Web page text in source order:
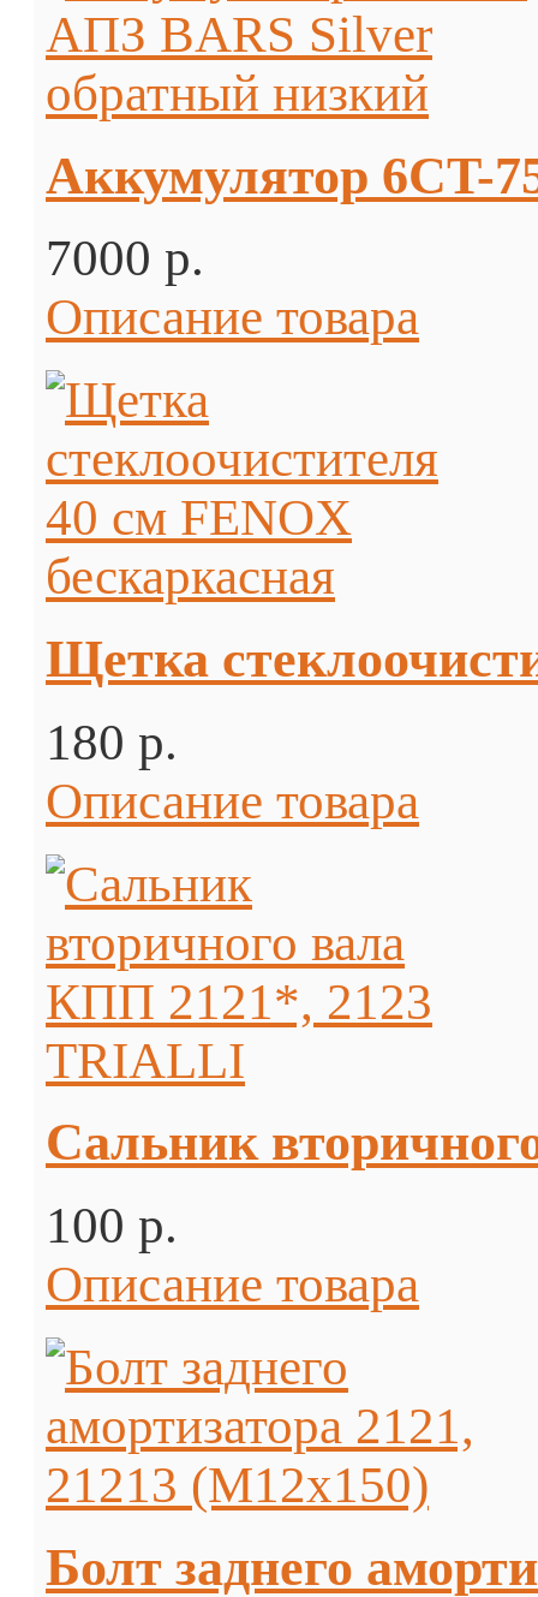
Аккумулятор 6CT-
7000 p.
Описание товара
Щетка
180 p.
Описание товара
Сальник
100 p.
Описание товара
Болт заднего